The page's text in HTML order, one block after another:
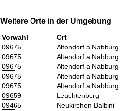
Weitere Orte in der Umgebung
Vorwahl
Ort
09675
Altendorf a Nabburg
09675
Altendorf a Nabburg
09675
Altendorf a Nabburg
09675
Altendorf a Nabburg
09675
Altendorf a Nabburg
09659
Leuchtenberg
09465
Neukirchen-Balbini